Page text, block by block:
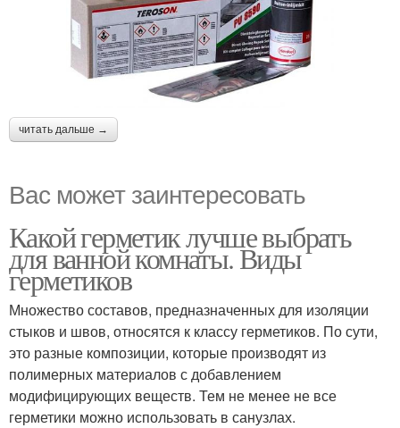
читать дальше →
Вас может заинтересовать
Какой герметик лучше выбрать
для ванной комнаты. Виды
герметиков
Множество составов, предназначенных для изоляции
стыков и швов, относятся к классу герметиков. По сути,
это разные композиции, которые производят из
полимерных материалов с добавлением
модифицирующих веществ. Тем не менее не все
герметики можно использовать в санузлах.